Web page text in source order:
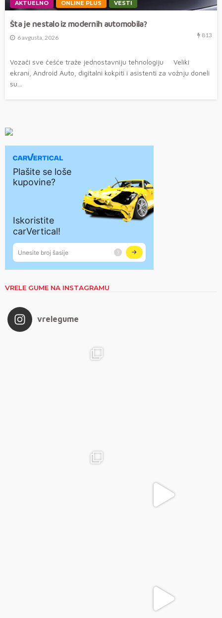
AKTUELNO ONLINE PLUS VESTI
Šta je nestalo iz modernih automobila?
6 avgusta, 2026 813
Vozači sve češće traže jednostavniju tehnologiju Veliki
ekrani, Android Auto, digitalni kokpiti i asistenti za vožnju doneli
su...
VRELE GUME NA INSTAGRAMU
vrelegume